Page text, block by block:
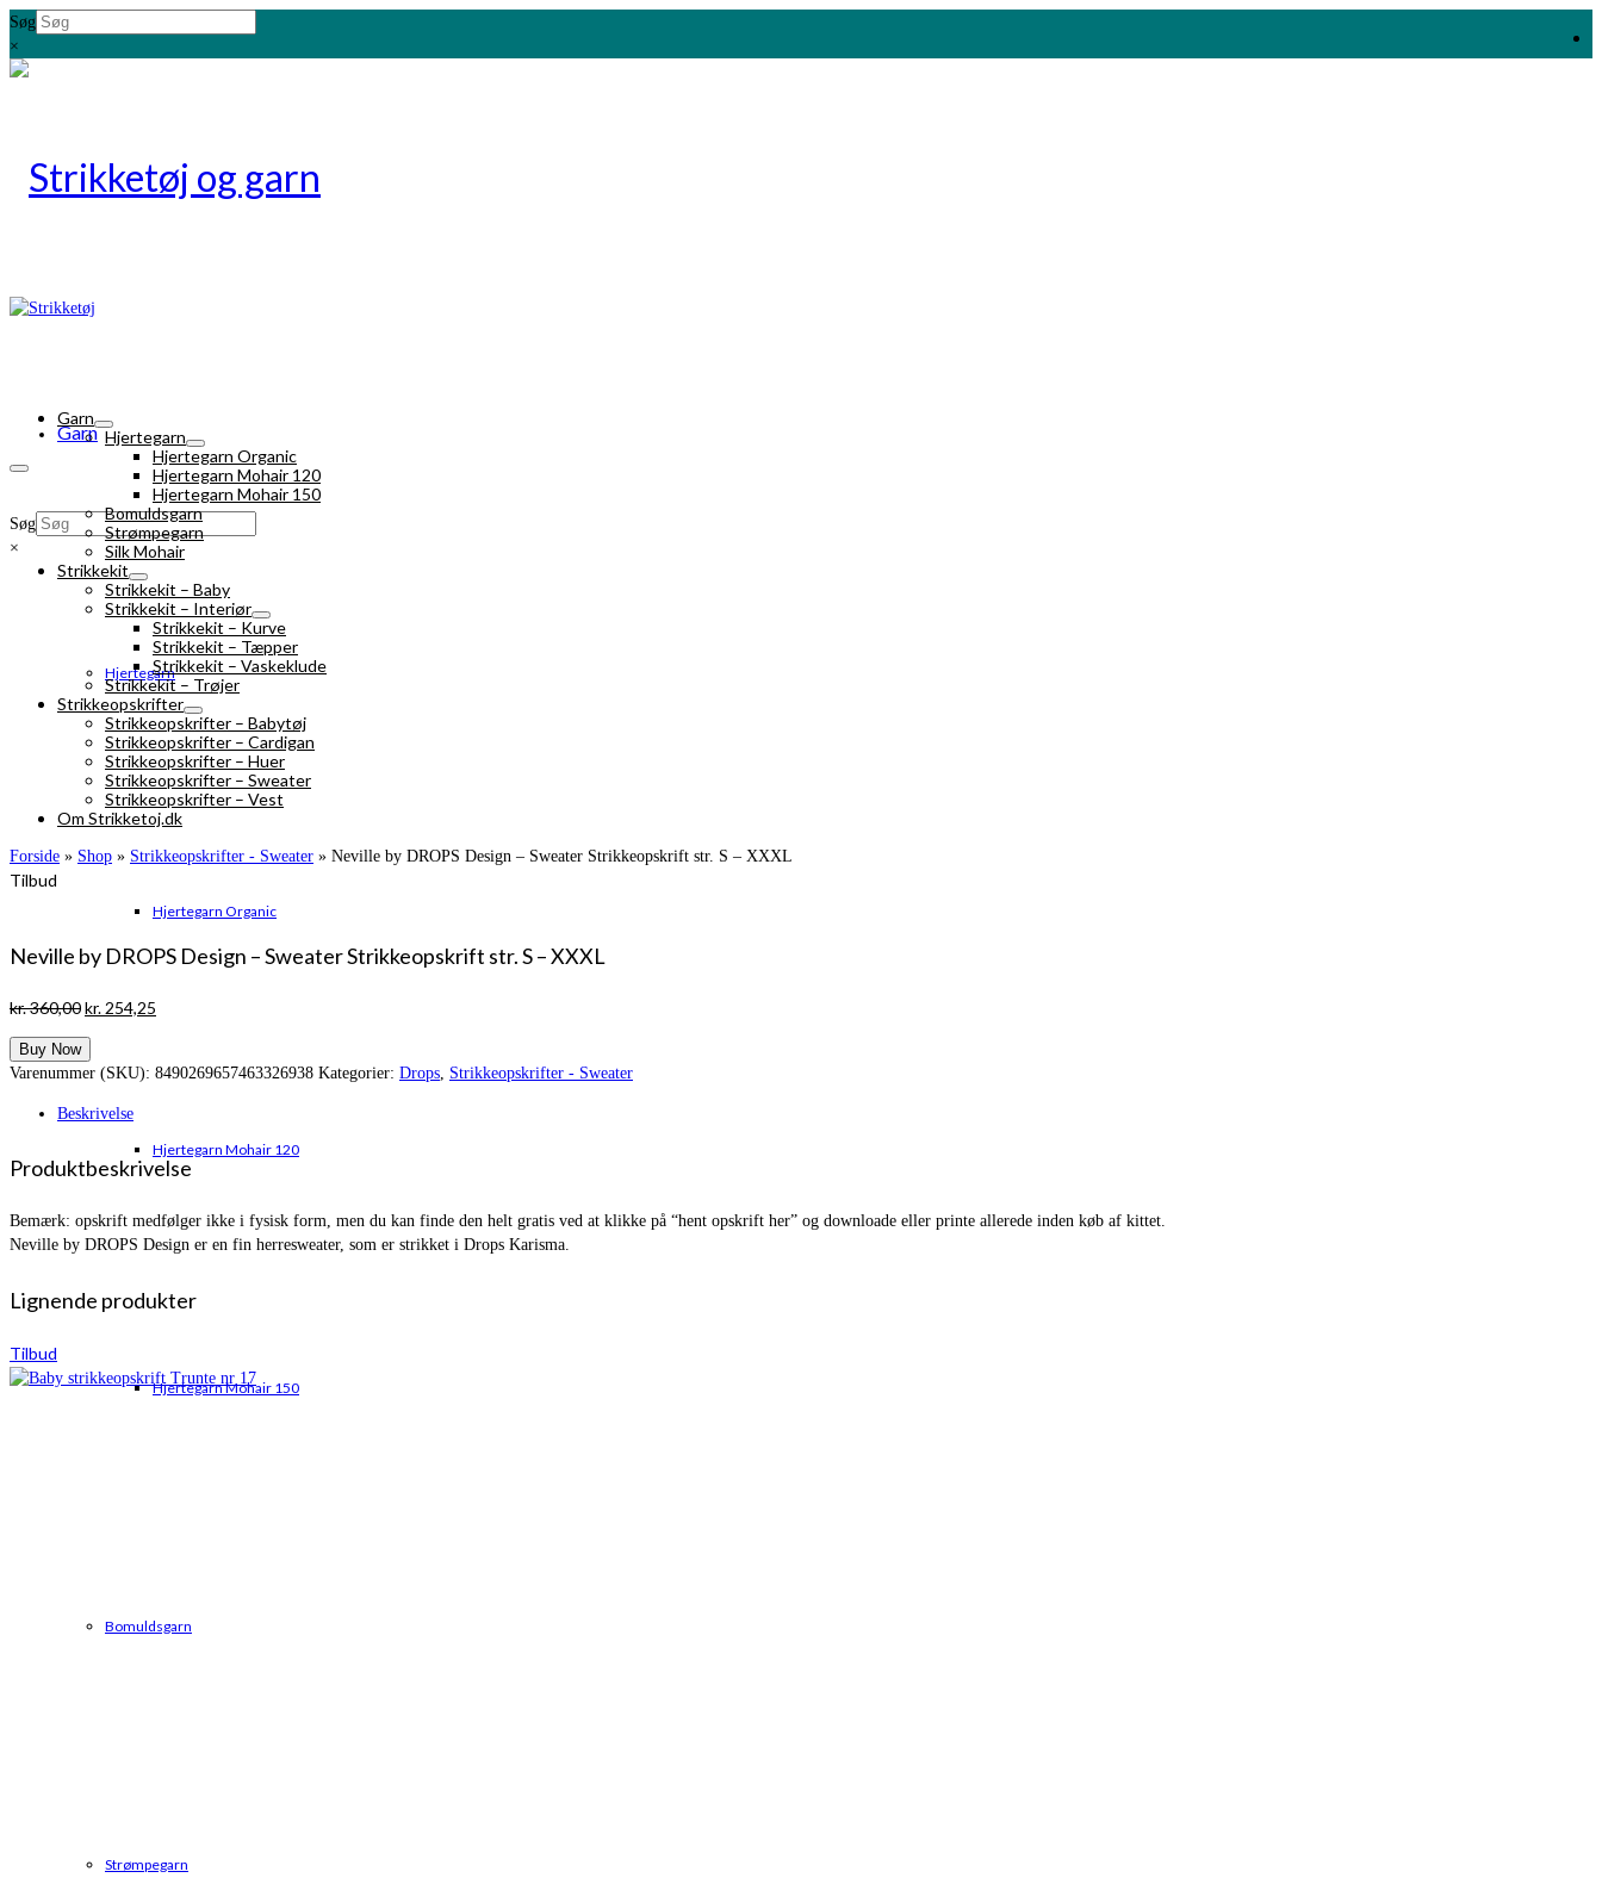
Søg
×
Garn
Hjertegarn
Hjertegarn Organic
Hjertegarn Mohair 120
Hjertegarn Mohair 150
Bomuldsgarn
Strømpegarn
Søg
×
Garn
Hjertegarn
Hjertegarn Organic
Hjertegarn Mohair 120
Hjertegarn Mohair 150
Bomuldsgarn
Strømpegarn
Silk Mohair
Strikkekit
Strikkekit – Baby
Strikkekit – Interiør
Strikkekit – Kurve
Strikkekit – Tæpper
Strikkekit – Vaskeklude
Strikkekit – Trøjer
Strikkeopskrifter
Strikkeopskrifter – Babytøj
Strikkeopskrifter – Cardigan
Strikkeopskrifter – Huer
Strikkeopskrifter – Sweater
Strikkeopskrifter – Vest
Om Strikketoj.dk
Forside » Shop » Strikkeopskrifter - Sweater » Neville by DROPS Design – Sweater Strikkeopskrift str. S – XXXL
Tilbud
Neville by DROPS Design – Sweater Strikkeopskrift str. S – XXXL
kr.360,00Den
pris
var:
kr. 254,25
er:
Buy Now
Varenummer (SKU): 8490269657463326938 Kategorier: Drops, Strikkeopskrifter - Sweater
Beskrivelse
Produktbeskrivelse
Bemærk: opskrift medfølger ikke i fysisk form, men du kan finde den helt gratis ved at klikke på “hent opskrift her” og downloade eller printe allerede inden køb af kittet.
Neville by DROPS Design er en fin herresweater, som er strikket i Drops Karisma.
Lignende produkter
Tilbud